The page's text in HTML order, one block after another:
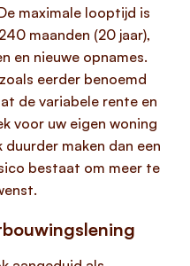
maximale looptijd is
maanden (20 jaar),
en nieuwe opnames.
eerder benoemd
de variabele rente en
voor uw eigen woning
maken dan een
bestaat om meer te